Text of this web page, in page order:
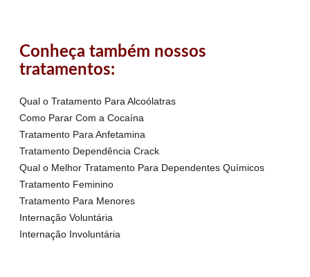
Conheça também nossos
tratamentos:
Qual o Tratamento Para Alcoólatras
Como Parar Com a Cocaína
Tratamento Para Anfetamina
Tratamento Dependência Crack
Qual o Melhor Tratamento Para Dependentes Químicos
Tratamento Feminino
Tratamento Para Menores
Internação Voluntária
Internação Involuntária